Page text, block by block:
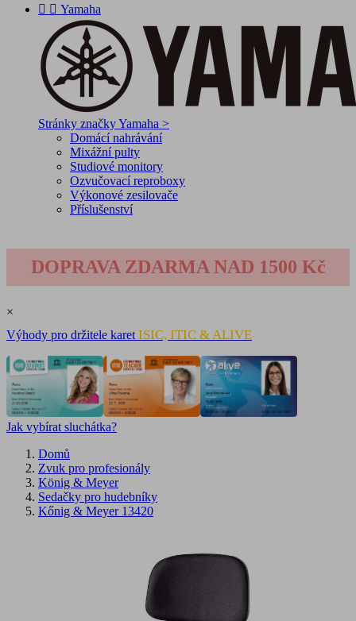
  Yamaha
Stránky značky Yamaha >
Domácí nahrávání
Mixážní pulty
Studiové monitory
Ozvučovací reproboxy
Výkonové zesilovače
Příslušenství
DOPRAVA ZDARMA NAD 1500 Kč
×
Výhody pro držitele karet ISIC, ITIC & ALIVE
Jak vybírat sluchátka?
Domů
Zvuk pro profesionály
König & Meyer
Sedačky pro hudebníky
Kőnig & Meyer 13420